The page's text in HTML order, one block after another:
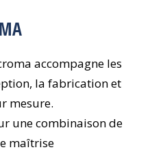
accompagne les
la fabrication et
mesure.
une combinaison de
maîtrise